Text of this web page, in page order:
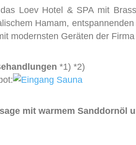
Loev Hotel & SPA mit
Hamam,
modernsten Geräten der
*1) *2)
mit warmem